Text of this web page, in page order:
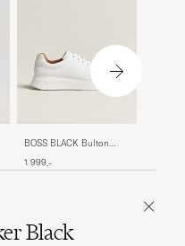
BOSS BLACK Bulton
1 999,-
Black
Black